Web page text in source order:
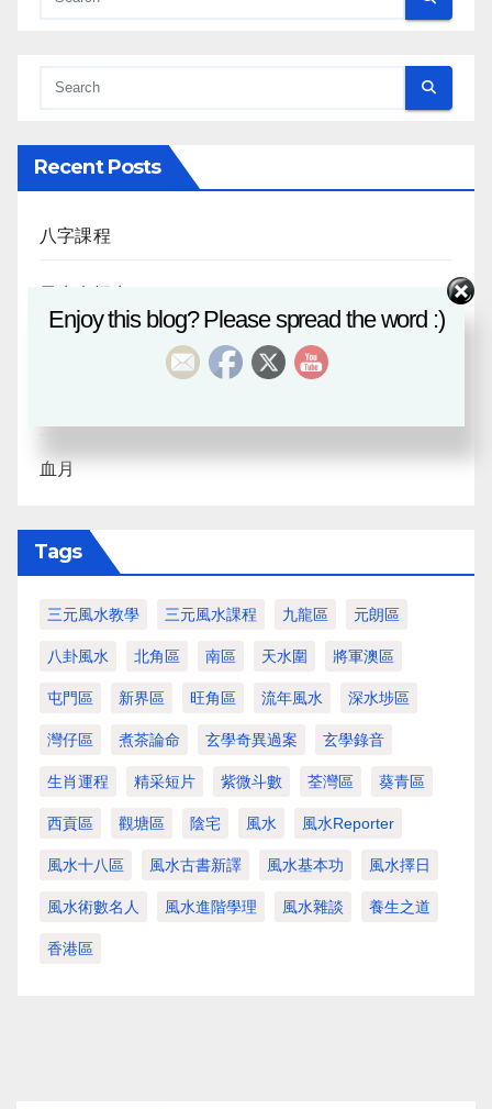
Recent Posts
八字課程
血月
Tags
三元風水教學 三元風水課程 九龍區 元朗區
八卦風水 北角區 南區 天水圍 將軍澳區
屯門區 新界區 旺角區 流年風水 深水埗區
灣仔區 煮茶論命 玄學奇異過案 玄學錄音
生肖運程 精采短片 紫微斗數 荃灣區 葵青區
西貢區 觀塘區 陰宅 風水 風水Reporter
風水十八區 風水古書新譯 風水基本功 風水擇日
風水術數名人 風水進階學理 風水雜談 養生之道
香港區
Enjoy this blog? Please spread the word :)